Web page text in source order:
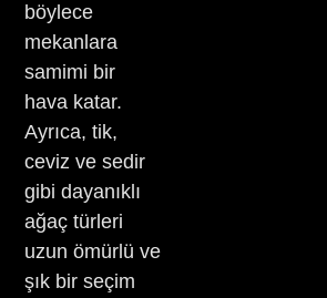
böylece
mekanlara
samimi bir
hava katar.
Ayrıca, tik,
ceviz ve sedir
gibi dayanıklı
ağaç türleri
uzun ömürlü ve
şık bir seçim